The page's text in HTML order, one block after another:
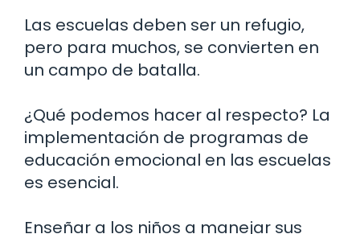
Las escuelas deben ser un refugio,
pero para muchos, se convierten en
un campo de batalla.
¿Qué podemos hacer al respecto? La
implementación de programas de
educación emocional en las escuelas
es esencial.
Enseñar a los niños a manejar sus